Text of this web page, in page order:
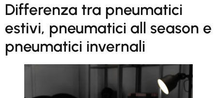
Differenza tra pneumatici
estivi, pneumatici all season e
pneumatici invernali